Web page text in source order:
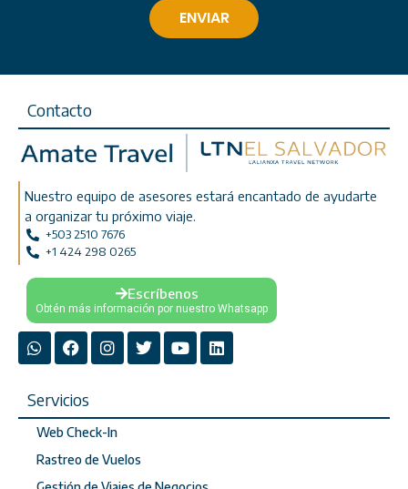
Contacto
Nuestro equipo de asesores estará encantado de ayudarte
a organizar tu próximo viaje.
+503 2510 7676
+1 424 298 0265
Escríbenos
Obtén más información por nuestro Whatsapp
Servicios
Web Check-In
Rastreo de Vuelos